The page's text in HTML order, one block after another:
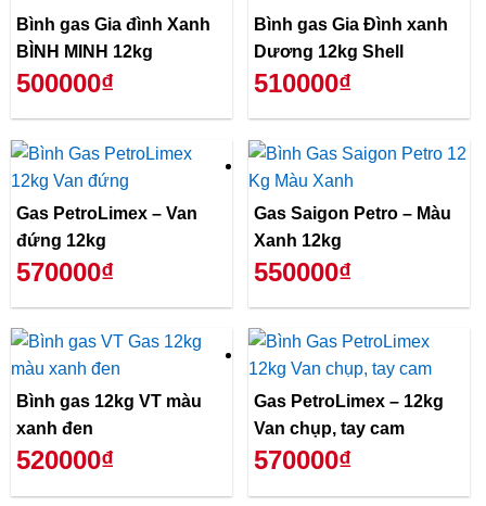
Bình gas Gia đình Xanh
BÌNH MINH 12kg
500000₫
Bình gas Gia Đình xanh
Dương 12kg Shell
510000₫
Gas PetroLimex – Van
đứng 12kg
570000₫
Gas Saigon Petro – Màu
Xanh 12kg
550000₫
Bình gas 12kg VT màu
xanh đen
520000₫
Gas PetroLimex – 12kg
Van chụp, tay cam
570000₫